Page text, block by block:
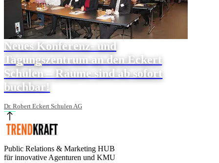
Neues Konferenz- und
Tagungszentrum an den Eckert
Schulen – Räume sind ab sofort
buchbar!
Dr. Robert Eckert Schulen AG
Public Relations & Marketing HUB
für innovative Agenturen und KMU